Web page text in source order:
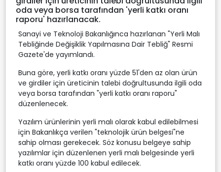
oda veya borsa tarafından 'yerli katkı oranı
raporu' hazırlanacak.
Sanayi ve Teknoloji Bakanlığınca hazırlanan "Yerli Malı
Tebliğinde Değişiklik Yapılmasına Dair Tebliğ" Resmi
Gazete'de yayımlandı.
Buna göre, yerli katkı oranı yüzde 51'den az olan ürün
ve girdiler için üreticinin talebi doğrultusunda ilgili oda
veya borsa tarafından "yerli katkı oranı raporu"
düzenlenecek.
Yazılım ürünlerinin yerli malı olarak kabul edilebilmesi
için Bakanlıkça verilen "teknolojik ürün belgesi"ne
sahip olması gerekecek. Söz konusu belgeye sahip
yazılımlar için düzenlenen yerli malı belgesinde yerli
katkı oranı yüzde 100 kabul edilecek.